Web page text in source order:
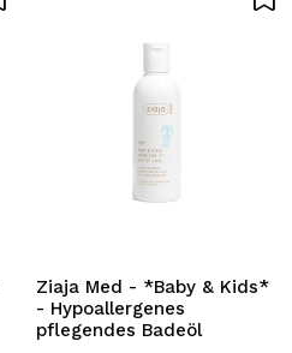
Ziaja Med - *Baby & Kids*
- Hypoallergenes
pflegendes Badeöl